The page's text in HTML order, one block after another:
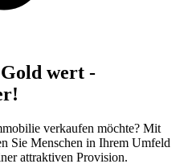
Gold wert -
!
verkaufen möchte? Mit
Sie Menschen in Ihrem Umfeld
attraktiven Provision.